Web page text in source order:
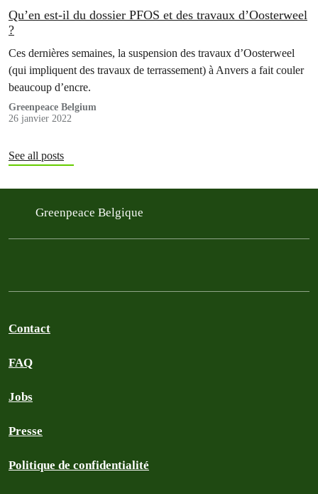
Qu’en est-il du dossier PFOS et des travaux d’Oosterweel
?
Ces dernières semaines, la suspension des travaux d’Oosterweel
(qui impliquent des travaux de terrassement) à Anvers a fait couler
beaucoup d’encre.
Greenpeace Belgium
26 janvier 2022
See all posts
Greenpeace Belgique
Contact
FAQ
Jobs
Presse
Politique de confidentialité